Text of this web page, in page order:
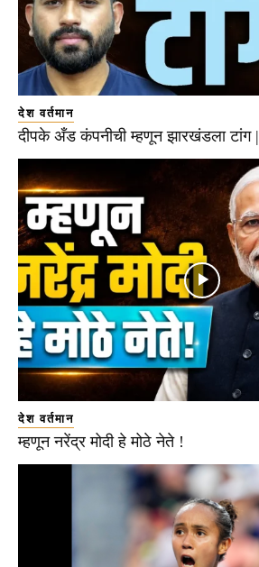
देश वर्तमान
दीपके अँड कंपनीची म्हणून झारखंडला टांग |
देश वर्तमान
म्हणून नरेंद्र मोदी हे मोठे नेते !